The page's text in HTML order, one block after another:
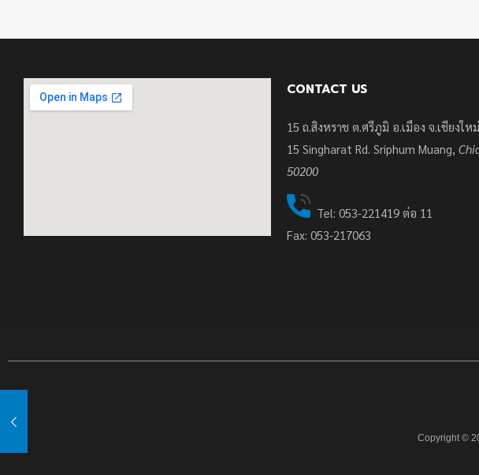
CONTACT US
15 ถ.สิงหราช ต.ศรีภูมิ อ.เมือง จ.เชียงให
15Singharat Rd. Sriphum Muang,
50200
Tel: 053-221419 ต่อ 11
Fax: 053-217063
Copyright ©